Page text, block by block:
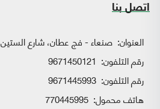
اتصل بنا
العنوان: صنعاء - فج عطان، شارع الستين
رقم التلفون: 9671450121
رقم التلفون: 9671445993
هاتف محمول: 770445995